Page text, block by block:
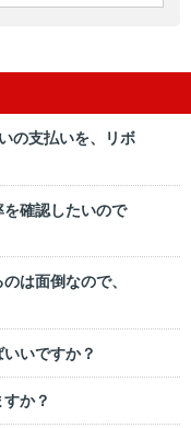
の支払いを、リボ
確認したいので
は面倒なので、
いですか？
か？